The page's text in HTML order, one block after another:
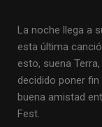
La noche llega a
esta última
esto, suena
decidido poner
buena amistad
Fest.